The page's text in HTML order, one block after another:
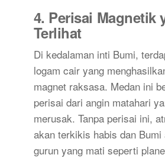
4. Perisai Magnetik
Terlihat
Di kedalaman inti Bumi,
logam cair yang
magnet raksasa. Medan ini
perisai dari angin matahari
merusak. Tanpa perisai ini,
akan terkikis habis dan Bumi
gurun yang mati seperti